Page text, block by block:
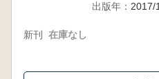
出版年： 2017/
新刊 在庫なし